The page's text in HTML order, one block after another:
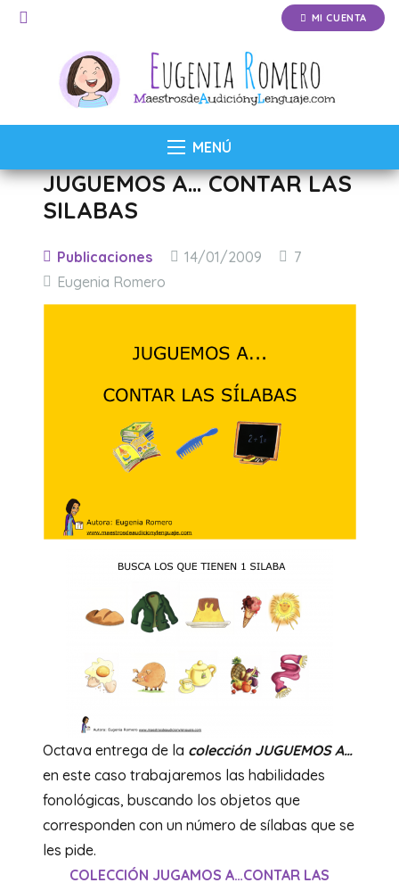
MI CUENTA
MENÚ
JUGUEMOS A… CONTAR LAS
SILABAS
Publicaciones 14/01/2009 7Comentarios
Eugenia Romero
Octava entrega de la colección JUGUEMOS A…
en este caso trabajaremos las habilidades
fonológicas, buscando los objetos que
corresponden con un número de sílabas que se
les pide.
COLECCIÓN JUGAMOS A…CONTAR LAS